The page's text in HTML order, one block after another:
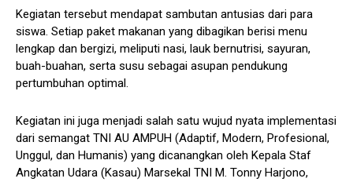
Kegiatan tersebut mendapat sambutan antusias dari para
siswa. Setiap paket makanan yang dibagikan berisi menu
lengkap dan bergizi, meliputi nasi, lauk bernutrisi, sayuran,
buah-buahan, serta susu sebagai asupan pendukung
pertumbuhan optimal.
Kegiatan ini juga menjadi salah satu wujud nyata implementasi
dari semangat TNI AU AMPUH (Adaptif, Modern, Profesional,
Unggul, dan Humanis) yang dicanangkan oleh Kepala Staf
Angkatan Udara (Kasau) Marsekal TNI M. Tonny Harjono,